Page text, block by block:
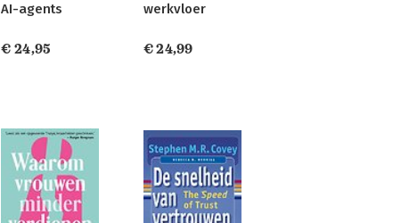
AI-agents
€ 24,95
werkvloer
€ 24,99